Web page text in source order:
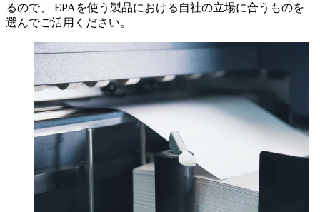
るので、 EPAを使う製品における自社の立場に合うものを
選んでご活用ください。